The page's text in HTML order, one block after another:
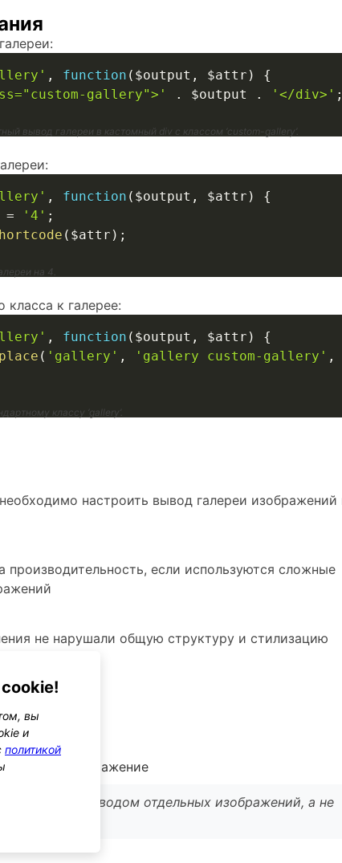
, function ( $output , $attr )
{
gallery">' . $output . '</div>' ;
вывод галереи в кастомный div с классом ‘custom-gallery’.
, function ( $output , $attr )
{
= '4' ;
( $attr ) ;
на 4.
к галерее:
, function ( $output , $attr )
{
( 'gallery' , 'gallery custom-gallery' ,
классу ‘gallery’.
настроить вывод галереи изображений
производительность, если используются сложные
не нарушали общую структуру и стилизацию
на изображение
управлять выводом отдельных изображений, а не
вы
и
политикой